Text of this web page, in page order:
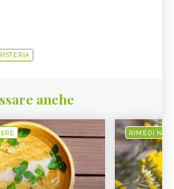
anche
RIMEDI